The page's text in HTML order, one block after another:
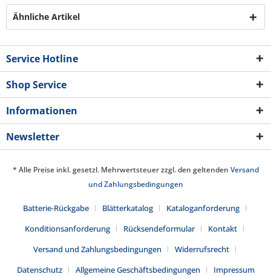
Ähnliche Artikel
Service Hotline
Shop Service
Informationen
Newsletter
* Alle Preise inkl. gesetzl. Mehrwertsteuer zzgl. den geltenden Versand
und Zahlungsbedingungen
Batterie-Rückgabe Blätterkatalog
Kataloganforderung
Konditionsanforderung
Rücksendeformular
Kontakt
Versand und Zahlungsbedingungen
Widerrufsrecht
Datenschutz
Allgemeine Geschäftsbedingungen Impressum